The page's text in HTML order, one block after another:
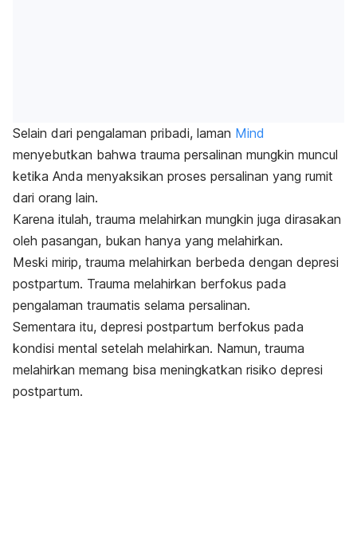
Selain dari pengalaman pribadi, laman Mind
menyebutkan bahwa trauma persalinan mungkin muncul
ketika Anda menyaksikan proses persalinan yang rumit
dari orang lain.
Karena itulah, trauma melahirkan mungkin juga dirasakan
oleh pasangan, bukan hanya yang melahirkan.
Meski mirip, trauma melahirkan berbeda dengan depresi
postpartum. Trauma melahirkan berfokus pada
pengalaman traumatis selama persalinan.
Sementara itu, depresi postpartum berfokus pada
kondisi mental setelah melahirkan. Namun, trauma
melahirkan memang bisa meningkatkan risiko depresi
postpartum.